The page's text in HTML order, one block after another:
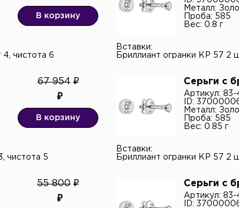
В корзину
4, чистота 6
Металл:
Проба: 585
Вес: 0.8 г
Вставки:
Бриллиант огранки КР 57 2
67 954
В корзину
чистота 5
Серьги с
Артикул:
ID:
Металл:
Проба: 585
Вес: 0.85 г
Вставки:
Бриллиант огранки КР 57 2
55 800 Серьги с
Артикул:
ID: